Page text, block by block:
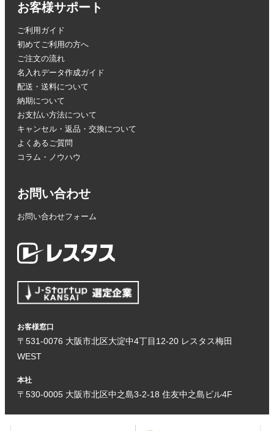
お客様サポート
ご利用ガイド
初めてご利用の方へ
ご注文の流れ
名入れデータ作成ガイド
配送・送料について
納期について
お支払い方法について
キャンセル・返品・交換について
よくあるご質問
コラム・ノウハウ
お問い合わせ
お問い合わせフォーム
お客様窓口
〒531-0076 大阪市北区大淀中4丁目12-20 レスタス梅田
WEST
本社
〒530-0005 大阪市北区中之島3-2-18 住友中之島ビル4F